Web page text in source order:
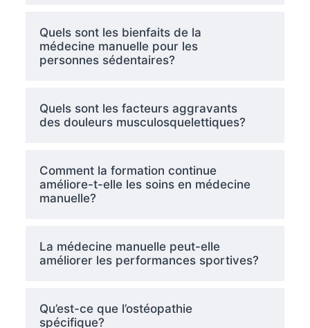
Quels sont les bienfaits de la
médecine manuelle pour les
personnes sédentaires?
Quels sont les facteurs aggravants
des douleurs musculosquelettiques?
Comment la formation continue
améliore-t-elle les soins en médecine
manuelle?
La médecine manuelle peut-elle
améliorer les performances sportives?
Qu’est-ce que l’ostéopathie
spécifique?